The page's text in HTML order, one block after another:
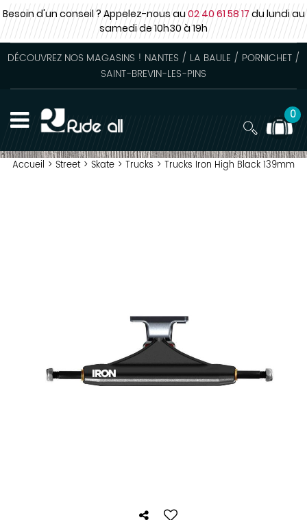
Besoin d'un conseil ? Appelez-nous au02 40 61 58 17du lundi au
samedide 10h30 à 19h
DÉCOUVREZ NOS MAGASINS ! NANTES / LA BAULE / PORNICHET /
SAINT-BREVIN-LES-PINS
0
Accueil > Street > Skate > Trucks > Trucks Iron High Black 139mm